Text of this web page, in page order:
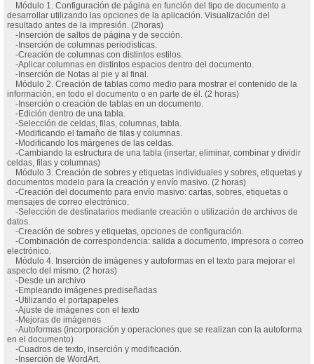
Módulo 1. Configuración de página en función del tipo de documento a
desarrollar utilizando las opciones de la aplicación. Visualización del
resultado antes de la impresión. (2horas)
-Inserción de saltos de página y de sección.
-Inserción de columnas periodísticas.
-Creación de columnas con distintos estilos.
-Aplicar columnas en distintos espacios dentro del documento.
-Inserción de Notas al pie y al final.
Módulo 2. Creación de tablas como medio para mostrar el contenido de la
información, en todo el documento o en parte de él. (2 horas)
-Inserción o creación de tablas en un documento.
-Edición dentro de una tabla.
-Selección de celdas, filas, columnas, tabla.
-Modificando el tamaño de filas y columnas.
-Modificando los márgenes de las celdas.
-Cambiando la estructura de una tabla (insertar, eliminar, combinar y dividir
celdas, filas y columnas)
Módulo 3. Creación de sobres y etiquetas individuales y sobres, etiquetas y
documentos modelo para la creación y envío masivo. (2 horas)
-Creación del documento para envío masivo: cartas, sobres, etiquetas o
mensajes de correo electrónico.
-Selección de destinatarios mediante creación o utilización de archivos de
datos.
-Creación de sobres y etiquetas, opciones de configuración.
-Combinación de correspondencia: salida a documento, impresora o correo
electrónico.
Módulo 4. Inserción de imágenes y autoformas en el texto para mejorar el
aspecto del mismo. (2 horas)
-Desde un archivo
-Empleando imágenes prediseñadas
-Utilizando el portapapeles
-Ajuste de imágenes con el texto
-Mejoras de imágenes
-Autoformas (incorporación y operaciones que se realizan con la autoforma
en el documento)
-Cuadros de texto, inserción y modificación.
-Inserción de WordArt.